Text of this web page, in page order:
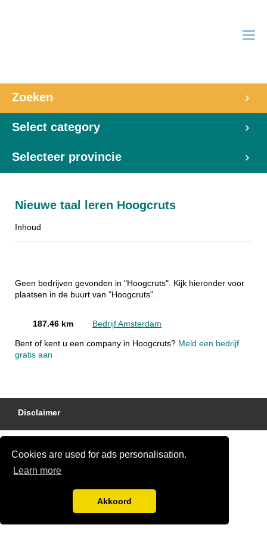
Cookies are used for ads personalisation.
Learn more
Akkoord
Zoeken
Select category
Selecteer provincie
Nieuwe taal leren Hoogcruts
Inhoud
Geen bedrijven gevonden in "Hoogcruts". Kijk hieronder voor
plaatsen in de buurt van "Hoogcruts".
187.46 km Bedrijf Amsterdam
Bent of kent u een company in Hoogcruts? Meld een bedrijf
gratis aan
Disclaimer